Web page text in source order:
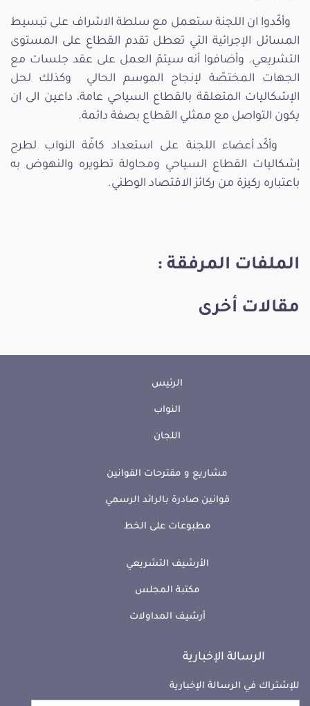
وأكّدوا ان اللجنة ستعمل مع سلطة الاشراف على تبسيط
المسائل الإجرائية التي تعطل تقدم القطاع على المستوى
التشريعي. وأضافوا أنه سيتمّ العمل على عقد جلسات مع
الجهات المختصّة لإنجاح الموسم الحالي وكذلك لحل
الإشكاليات المتعلقة بالقطاع السياحي عامة، داعين الى ان
يكون التواصل مع ممثلي القطاع بصفة دائمة.
وأكّد أعضاء اللجنة على استعداد كافّة النواب لطرح
إشكاليات القطاع السياحي ومحاولة تطويره والنهوض به
باعتباره ركيزة من ركائز الاقتصاد الوطني.
الملفات المرفقة :
مقالات أخرى
الرئيس
النواب
اللجان
مشاريع و مقترحات القوانين
قوانين صادرة بالرائد الرسمي
مطبوعات على الخط
الأرشيف التشريعي
مكتبة المجلس
أرشيف المداولات
الرسالة الإخبارية
للإشتراك في الرسالة الإخبارية